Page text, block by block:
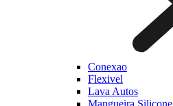
Conexao
Flexivel
Lava Autos
Mangueira Silicone